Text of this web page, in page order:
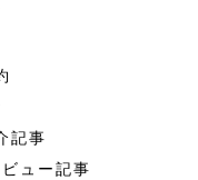
記事
ュー記事